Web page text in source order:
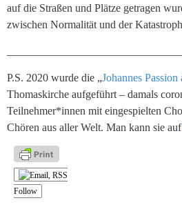
auf die Straßen und Plätze getragen
zwischen Normalität und der
P.S. 2020 wurde die „Johannes Passion
Thomaskirche aufgeführt – damals
Teilnehmer*innen mit eingespielten
Chören aus aller Welt. Man kann sie auf
Follow